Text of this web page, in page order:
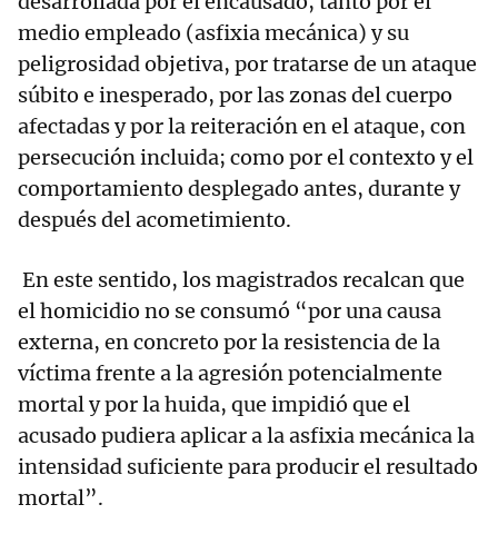
medio empleado (asfixia mecánica) y su
peligrosidad objetiva, por tratarse de un ataque
súbito e inesperado, por las zonas del cuerpo
afectadas y por la reiteración en el ataque, con
persecución incluida; como por el contexto y el
comportamiento desplegado antes, durante y
después del acometimiento.
En este sentido, los magistrados recalcan que
el homicidio no se consumó “por una causa
externa, en concreto por la resistencia de la
víctima frente a la agresión potencialmente
mortal y por la huida, que impidió que el
acusado pudiera aplicar a la asfixia mecánica la
intensidad suficiente para producir el resultado
mortal”.